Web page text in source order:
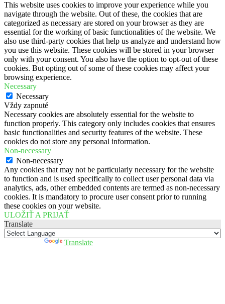
This website uses cookies to improve your experience while you
navigate through the website. Out of these, the cookies that are
categorized as necessary are stored on your browser as they are
essential for the working of basic functionalities of the website. We
also use third-party cookies that help us analyze and understand how
you use this website. These cookies will be stored in your browser
only with your consent. You also have the option to opt-out of these
cookies. But opting out of some of these cookies may affect your
browsing experience.
Necessary
Necessary
Vždy zapnuté
Necessary cookies are absolutely essential for the website to
function properly. This category only includes cookies that ensures
basic functionalities and security features of the website. These
cookies do not store any personal information.
Non-necessary
Non-necessary
Any cookies that may not be particularly necessary for the website
to function and is used specifically to collect user personal data via
analytics, ads, other embedded contents are termed as non-necessary
cookies. It is mandatory to procure user consent prior to running
these cookies on your website.
ULOŽIŤ A PRIJAŤ
Translate
Translate